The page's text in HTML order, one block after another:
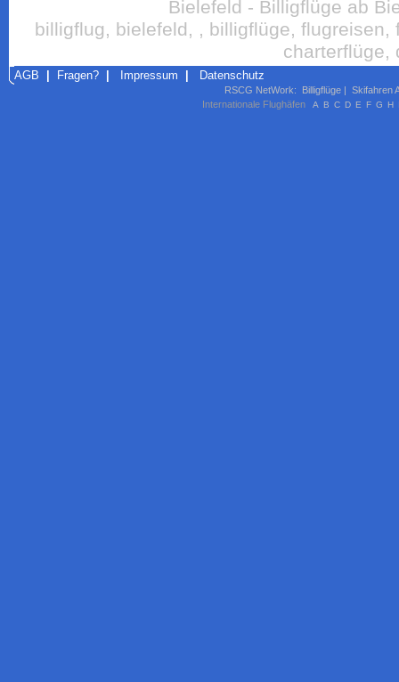
Bielefeld - Billigflüge ab
billigflug, bielefeld, , billigflüge,
charterflüge,
AGB Fragen? Impressum Datenschutz
RSCG NetWork: Billigflüge | Skifahren
Internationale Flughäfen
A B C D E F G H